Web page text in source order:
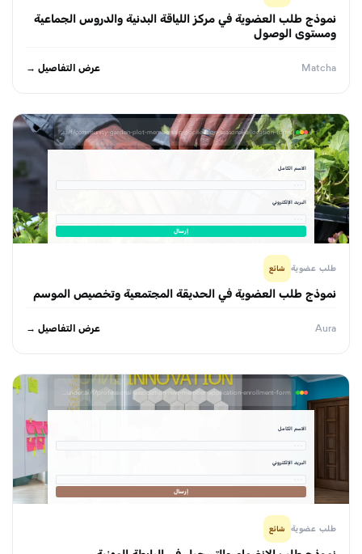
نموذج طلب العضوية في مركز اللياقة البدنية والدروس الجماعية
ومستوى الوصول
Matcha عرض التفاصيل →
formbuilder.ai/f/community-garden-plot-membership-application-seasonal-allocation-form
الاسم الكامل
البريد الإلكتروني
إرسال
طلب عضوية شائع
نموذج طلب العضوية في الحديقة المجتمعية وتخصيص الموسم
Aura عرض التفاصيل →
الاسم الكامل
البريد الإلكتروني
إرسال
طلب عضوية شائع